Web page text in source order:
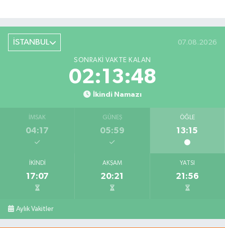
İSTANBUL 07.08.2026
SONRAKI VAKTE KALAN
02:13:48
İkindi Namazı
İMSAK
04:17
GÜNEŞ
05:59
ÖĞLE
13:15
İKINDI
17:07
AKŞAM
20:21
YATSI
21:56
Aylık Vakitler